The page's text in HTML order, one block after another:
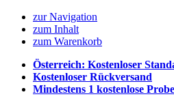
zur Navigation
zum Inhalt
zum Warenkorb
Österreich: Kostenloser
Kostenloser Rückversand
Mindestens 1 kostenlose Probe